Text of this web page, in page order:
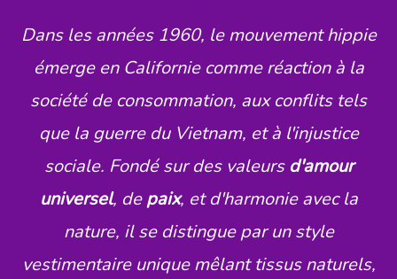
Dans les années 1960, le mouvement hippie
émerge en Californie comme réaction à la
société de consommation, aux conflits tels
que la guerre du Vietnam, et à l'injustice
sociale. Fondé sur des valeurs d'amour
universel, depaix, et d'harmonie avec la
nature, il se distingue par un style
vestimentaire unique mêlant tissus naturels,